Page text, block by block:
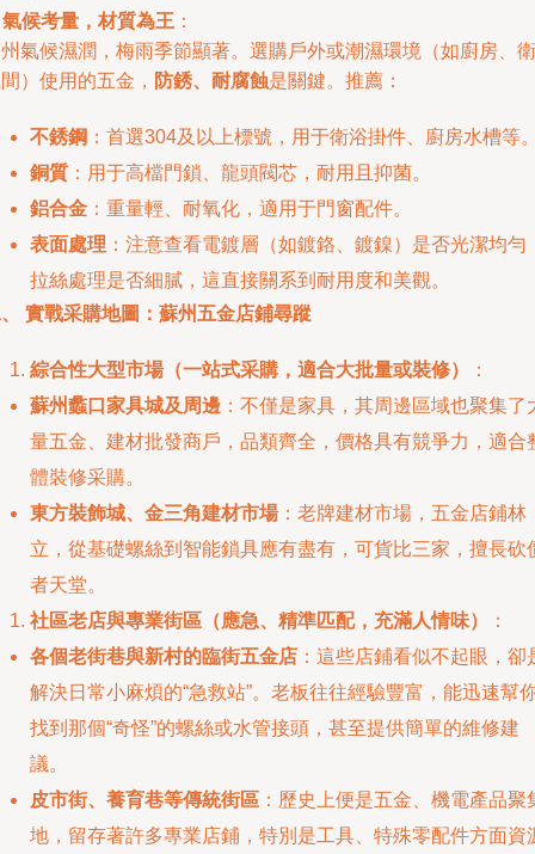
氣候考量，材質為王 ：
氣候濕潤，梅雨季節顯著。選購戶外或潮濕環境（如廚房、衛
）使用的五金， 防銹、耐腐蝕是關鍵。推薦：
不銹鋼 ：首選304及以上標號，用于衛浴掛件、廚房水槽等
銅質 ：用于高檔門鎖、龍頭閥芯，耐用且抑菌。
鋁合金 ：重量輕、耐氧化，適用于門窗配件。
表面處理 ：注意查看電鍍層（如鍍鉻、鍍鎳）是否光潔均勻
拉絲處理是否細膩，這直接關系到耐用度和美觀。
實戰采購地圖：蘇州五金店鋪尋蹤
綜合性大型市場（一站式采購，適合大批量或裝修）
：
蘇州蠡口家具城及周邊 ：不僅是家具，其周邊區域也聚集了
量五金、建材批發商戶，品類齊全，價格具有競爭力，適合
體裝修采購。
東方裝飾城、金三角建材市場：老牌建材市場，五金店鋪林
立，從基礎螺絲到智能鎖具應有盡有，可貨比三家，擅長砍
者天堂。
社區老店與專業街區（應急、精準匹配，充滿人情味）
：
各個老街巷與新村的臨街五金店 ：這些店鋪看似不起眼，卻
解決日常小麻煩的“急救站”。老板往往經驗豐富，能迅速幫
找到那個“奇怪”的螺絲或水管接頭，甚至提供簡單的維修建
議。
皮市街、養育巷等傳統街區 ：歷史上便是五金、機電產品聚
地，留存著許多專業店鋪，特別是工具、特殊零配件方面資